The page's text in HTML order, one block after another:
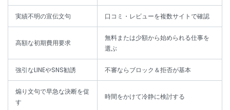
実績不明の宣伝文句 口コミ・レビューを複数サイトで確認
高額な初期費用要求
無料または少額から始められる仕事を
選ぶ
強引なLINEやSNS勧誘 不審ならブロック＆拒否が基本
煽り文句で早急な決断を促
す
時間をかけて冷静に検討する